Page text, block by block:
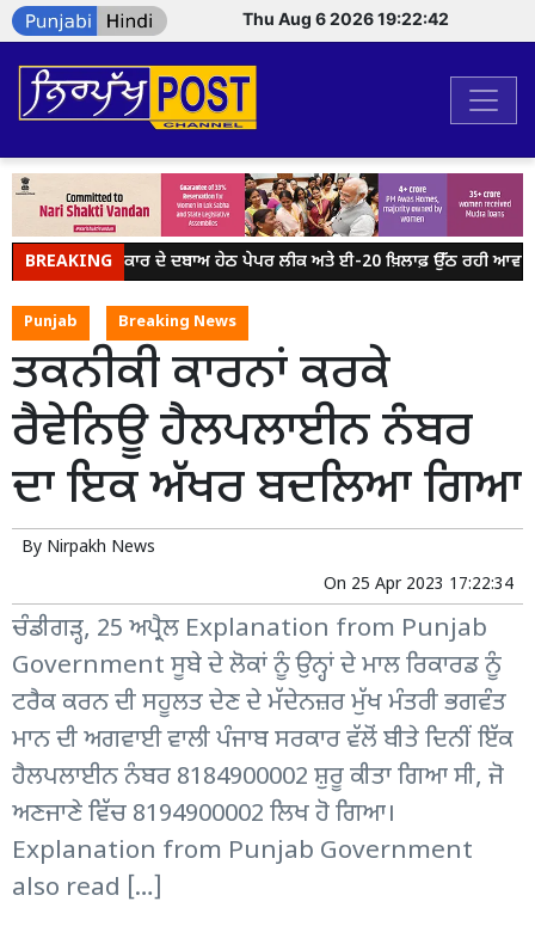
Thu Aug 6 2026 19:22:42
BREAKING
ਮੋਦੀ ਸਰਕਾਰ ਦੇ ਦਬਾਅ ਹੇਠ ਪੇਪਰ ਲੀਕ ਅਤੇ ਈ-20 ਖ਼ਿਲਾਫ਼ ਉੱਠ ਰਹੀ ਆਵਾਜ਼
Punjab Breaking News
ਤਕਨੀਕੀ ਕਾਰਨਾਂ ਕਰਕੇ
ਰੈਵੇਨਿਊ ਹੈਲਪਲਾਈਨ ਨੰਬਰ
ਦਾ ਇਕ ਅੱਖਰ ਬਦਲਿਆ ਗਿਆ
By Nirpakh News
On 25 Apr 2023 17:22:34
ਚੰਡੀਗੜ੍ਹ, 25 ਅਪ੍ਰੈਲ Explanation from Punjab
Government ਸੂਬੇ ਦੇ ਲੋਕਾਂ ਨੂੰ ਉਨ੍ਹਾਂ ਦੇ ਮਾਲ ਰਿਕਾਰਡ ਨੂੰ
ਟਰੈਕ ਕਰਨ ਦੀ ਸਹੂਲਤ ਦੇਣ ਦੇ ਮੱਦੇਨਜ਼ਰ ਮੁੱਖ ਮੰਤਰੀ ਭਗਵੰਤ
ਮਾਨ ਦੀ ਅਗਵਾਈ ਵਾਲੀ ਪੰਜਾਬ ਸਰਕਾਰ ਵੱਲੋਂ ਬੀਤੇ ਦਿਨੀਂ ਇੱਕ
ਹੈਲਪਲਾਈਨ ਨੰਬਰ 8184900002 ਸ਼ੁਰੂ ਕੀਤਾ ਗਿਆ ਸੀ, ਜੋ
ਅਣਜਾਣੇ ਵਿੱਚ 8194900002 ਲਿਖ ਹੋ ਗਿਆ।
Explanation from Punjab Government
also read […]